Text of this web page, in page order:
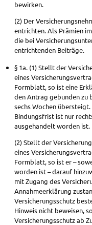
bewirken.
(2) Der
entrichten. Als Prämien
die bei
entrichtenden Beiträge.
§ 1a. (1) Stellt der
eines
Formblatt, so ist eine
den Antrag gebunden zu
sechs Wochen
Bindungsfrist ist nur
ausgehandelt worden ist.
(2) Stellt der
eines
Formblatt, so ist er –
worden ist – darauf
mit Zugang des
Annahmeerklärung
Versicherungsschutz
Hinweis nicht beweisen,
Versicherungsschutz ab